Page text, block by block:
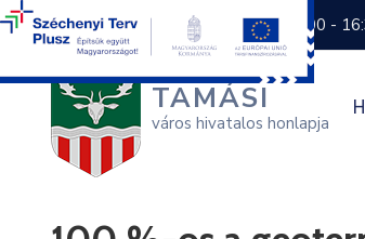
+36 74 570 800 H: 8:00 -
TAMÁSI
város hivatalos honlapja